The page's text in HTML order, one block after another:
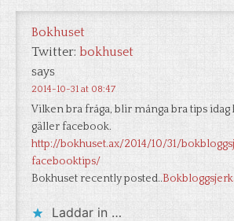
Bokhuset
Twitter: bokhuset
says
2014-10-31 at 08:47
Vilken bra fråga, blir många bra tips idag
gäller facebook.
http://bokhuset.ax/2014/10/31/
facebooktips/
Bokhuset recently posted..
Laddar in …